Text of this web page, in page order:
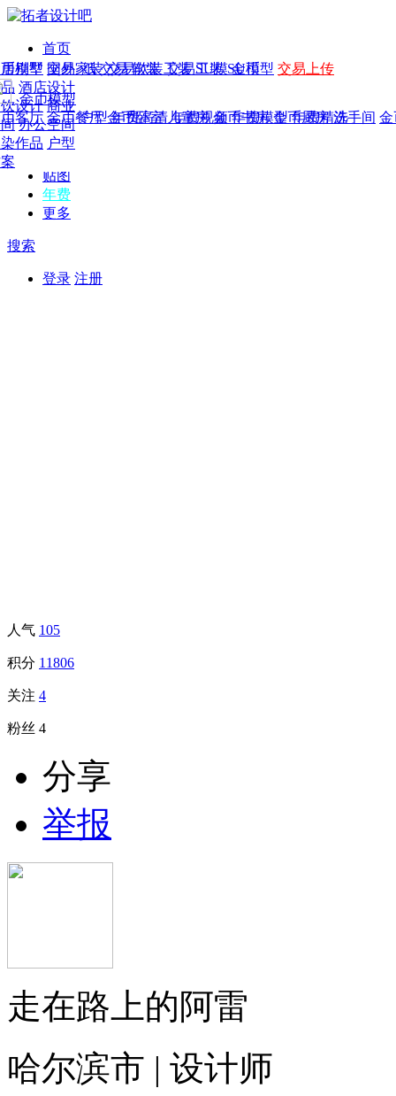
首页
发现
年费 作品 图纸 交易 软装 工装 SU模 金币
年费版块
费图纸 年费户型 年费高清 年费视频 年费模型 年费精选
作品
别墅 国外
酒店设计
设计 商业
办公空间
作品 户型
模型
模型 交易家装 交易软装 交易工装 SU模型 交易上传
金币模型
客厅 金币餐厅 金币卧室 儿童房 金币书房 金币厨房 洗手间 金
CAD
概念
贴图
年费
更多
搜索
登录 注册
人气 105
积分 11806
关注 4
粉丝 4
分享
举报
走在路上的阿雷
哈尔滨市 | 设计师